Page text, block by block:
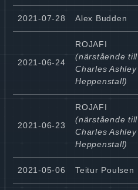
2021-07-28 Alex Budden
2021-06-24
ROJAFI
(närstående till
Charles Ashley
Heppenstall)
2021-06-23
ROJAFI
(närstående till
Charles Ashley
Heppenstall)
2021-05-06 Teitur Poulsen